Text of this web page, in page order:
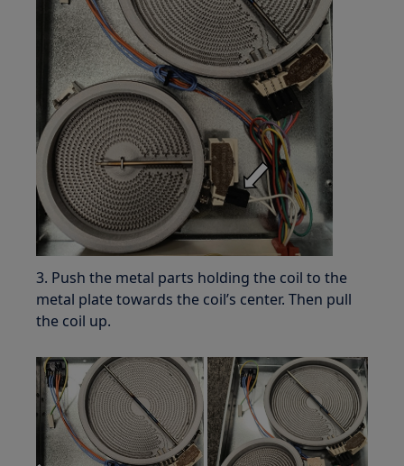
3. Push the metal parts holding the coil to the
metal plate towards the coil’s center. Then pull
the coil up.